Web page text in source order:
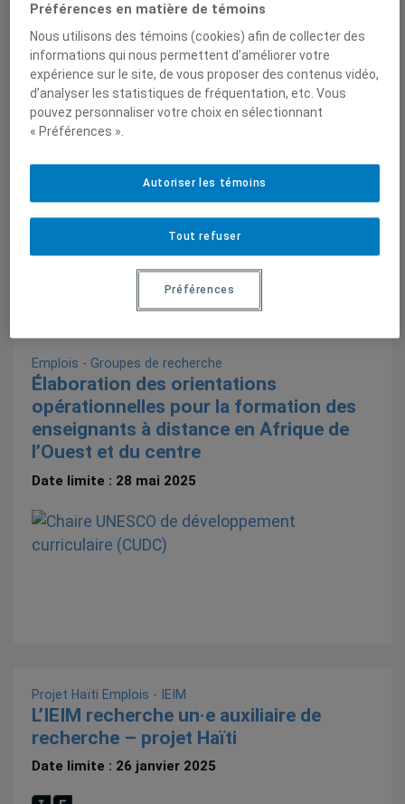
Emplois - IEIM| Emploi étudiant 3e cycle (UQAM),
15h/semaine
L’IEIM recrute! Poste de responsable à
la recherche et au contenu (emploi
étudiant)
Emplois - Groupes de recherche
Élaboration des orientations
opérationnelles pour la formation des
enseignants à distance en Afrique de
l’Ouest et du centre
Date limite : 28 mai 2025
Projet Haïti Emplois - IEIM
L’IEIM recherche un·e auxiliaire de
recherche – projet Haïti
Date limite : 26 janvier 2025
Préférences en matière de témoins
Nous utilisons des témoins (cookies) afin de collecter des
informations qui nous permettent d’améliorer votre
expérience sur le site, de vous proposer des contenus vidéo,
d’analyser les statistiques de fréquentation, etc. Vous
pouvez personnaliser votre choix en sélectionnant
« Préférences ».
Tout refuser
Autoriser les témoins
Préférences